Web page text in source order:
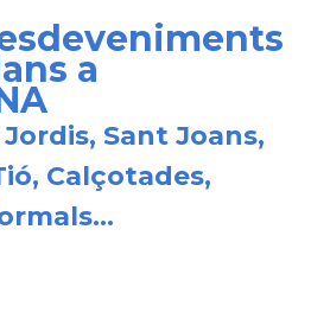
a
Sant Joans,
Calçotades,